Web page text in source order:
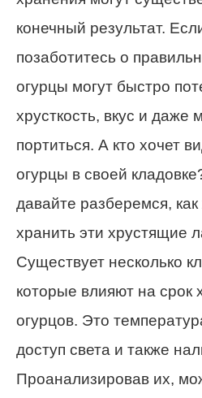
конечный результат.
позаботитесь о
огурцы могут быстро
хрусткость, вкус и даже
портиться. А кто хочет
огурцы в своей
давайте разберемся,
хранить эти хрустящие
Существует несколько
которые влияют на срок
огурцов. Это
доступ света и также
Проанализировав их,